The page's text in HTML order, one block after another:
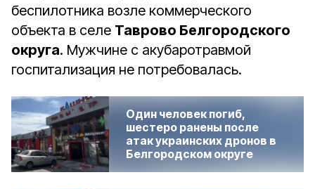
беспилотника возле коммерческого
объекта в селе Таврово Белгородского
округа. Мужчине с акубаротравмой
госпитализация не потребовалась.
Один человек погиб,
шестеро ранены после
атак украинских дронов в
Белгородском округе